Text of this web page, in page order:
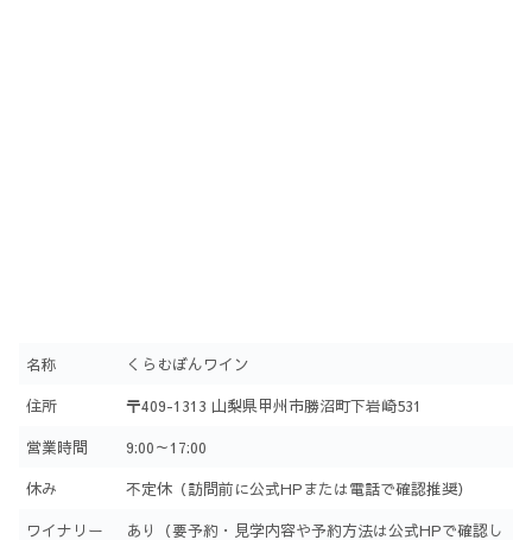
名称 くらむぼんワイン
住所 〒409-1313 山梨県甲州市勝沼町下岩崎531
営業時間 9:00～17:00
休み 不定休（訪問前に公式HPまたは電話で確認推奨）
ワイナリー
あり（要予約・見学内容や予約方法は公式HPで確認し